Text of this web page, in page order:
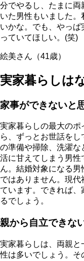
分でやるし、たまに両
いた男性もいました
いかな。でも、やっ
っていてほしい。(笑)
絵美さん（41歳）
実家暮らしは
家事ができないと
実家暮らしの最大の
ら、ずっとお世話を
の準備や掃除、洗濯
活に甘えてしまう男
ん。結婚対象になる
ではありません。現代
ています。できれば
るでしょう。
親から自立できな
実家暮らしは、両親
性は多いでしょう。